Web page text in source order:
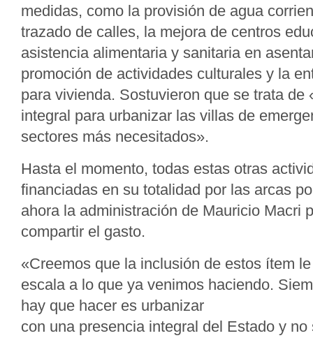
medidas, como la provisión de agua
trazado de calles, la mejora de centros
asistencia alimentaria y sanitaria en
promoción de actividades culturales y la
para vivienda. Sostuvieron que se trata de
integral para urbanizar las villas de
sectores más necesitados».
Hasta el momento, todas estas otras
financiadas en su totalidad por las arcas
ahora la administración de Mauricio Macri
compartir el gasto.
«Creemos que la inclusión de estos ítem
escala a lo que ya venimos haciendo.
hay que hacer es urbanizar
con una presencia integral del Estado y no